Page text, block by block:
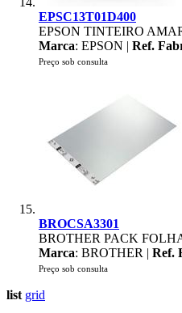
EPSC13T01D400
EPSON TINTEIRO
Marca: EPSON | Ref.
Preço sob consulta
BROCSA3301
BROTHER PACK
Marca: BROTHER | Ref.
Preço sob consulta
list grid